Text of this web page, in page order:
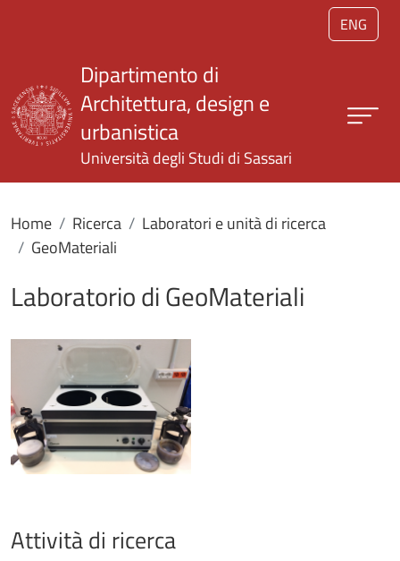
Salta al contenuto principale
ENG
Dipartimento di
Architettura, design e
urbanistica
Università degli Studi di Sassari
Home Ricerca
Laboratori e unità di ricerca
GeoMateriali
Laboratorio di GeoMateriali
Attività di ricerca